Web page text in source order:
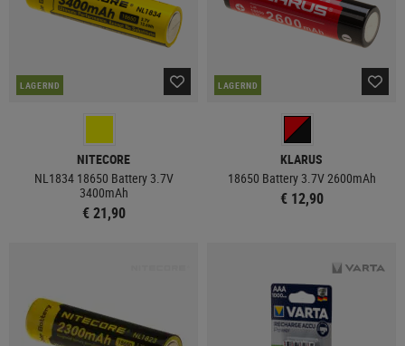
LAGERND
NITECORE
NL1834 18650 Battery 3.7V
3400mAh
€ 21,90
LAGERND
KLARUS
18650 Battery 3.7V 2600mAh
€ 12,90